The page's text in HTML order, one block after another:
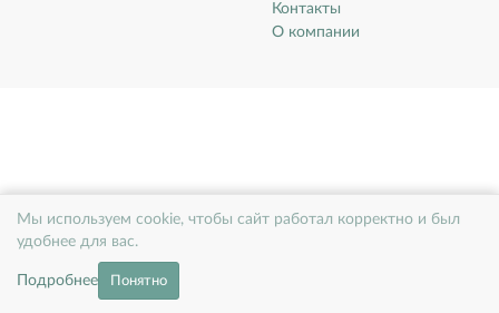
Мы используем cookie, чтобы сайт работал корректно и был
удобнее для вас.
Подробнее Понятно
Контакты
О компании